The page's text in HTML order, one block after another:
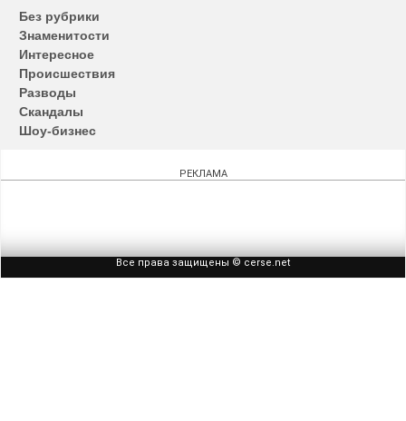
записям
Без рубрики
Знаменитости
Интересное
Происшествия
Разводы
Скандалы
Шоу-бизнес
РЕКЛАМА
Все права защищены © cerse.net